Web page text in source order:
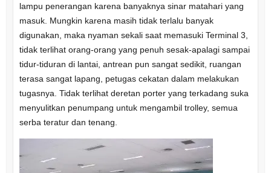
lampu penerangan karena banyaknya sinar matahari yang
masuk. Mungkin karena masih tidak terlalu banyak
digunakan, maka nyaman sekali saat memasuki Terminal 3,
tidak terlihat orang-orang yang penuh sesak-apalagi sampai
tidur-tiduran di lantai, antrean pun sangat sedikit, ruangan
terasa sangat lapang, petugas cekatan dalam melakukan
tugasnya. Tidak terlihat deretan porter yang terkadang suka
menyulitkan penumpang untuk mengambil trolley, semua
serba teratur dan tenang.